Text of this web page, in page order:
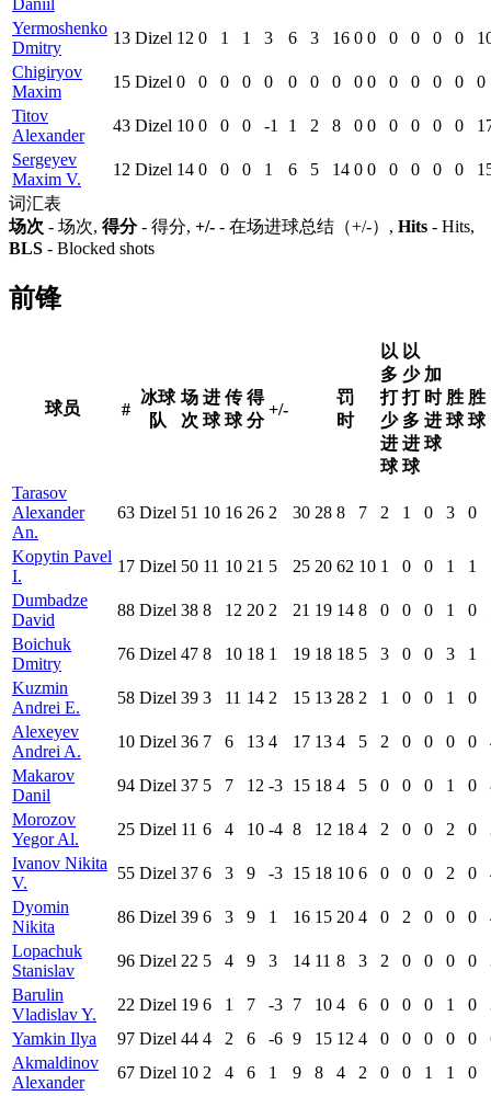
Daniil
Yermoshenko
Dmitry
13 Dizel 12 0 1 1 3 6 3 16 0 0 0 0 0 0
Chigiryov
Maxim
15 Dizel 0 0 0 0 0 0 0 0 0 0 0 0 0 0
0
Titov
Alexander
43 Dizel 10 0 0 0 -1 1 2 8 0 0 0 0 0 0
Sergeyev
Maxim V.
12 Dizel 14 0 0 0 1 6 5 14 0 0 0 0 0 0
词汇表
场次 - 场次, 得分- 得分, +/- - 在场进球总结（+/-）, Hits - Hits,
BLS - Blocked shots
前锋
球员 #
冰球
队
场
次
进
球
传
球
得
分
+/-
罚
时
以
多
打
少
进
球
以
少
打
多
进
球
加
时
进
球
胜
球
胜
球
Tarasov
Alexander
An.
63 Dizel 51 10 16 26 2 30 28 8 7 2 1 0 3 0
Kopytin Pavel
I.
17 Dizel 50 11 10 21 5 25 20 62 10 1 0 0 1 1
Dumbadze
David
88 Dizel 38 8 12 20 2 21 19 14 8 0 0 0 1 0
Boichuk
Dmitry
76 Dizel 47 8 10 18 1 19 18 18 5 3 0 0 3 1
Kuzmin
Andrei E.
58 Dizel 39 3 11 14 2 15 13 28 2 1 0 0 1 0
Alexeyev
Andrei A.
10 Dizel 36 7 6 13 4 17 13 4 5 2 0 0 0 0
Makarov
Danil
94 Dizel 37 5 7 12 -3 15 18 4 5 0 0 0 1 0
Morozov
Yegor Al.
25 Dizel 11 6 4 10 -4 8 12 18 4 2 0 0 2 0
Ivanov Nikita
V.
55 Dizel 37 6 3 9 -3 15 18 10 6 0 0 0 2 0
Dyomin
Nikita
86 Dizel 39 6 3 9 1 16 15 20 4 0 2 0 0 0
Lopachuk
Stanislav
96 Dizel 22 5 4 9 3 14 11 8 3 2 0 0 0 0
Barulin
Vladislav Y.
22 Dizel 19 6 1 7 -3 7 10 4 6 0 0 0 1 0
Yamkin Ilya
97 Dizel 44 4 2 6 -6 9 15 12 4 0 0 0 0 0
Akmaldinov
Alexander
67 Dizel 10 2 4 6 1 9 8 4 2 0 0 1 1 0